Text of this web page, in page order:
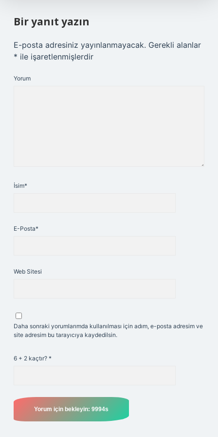
Bir yanıt yazın
E-posta adresiniz yayınlanmayacak. Gerekli alanlar
* ile işaretlenmişlerdir
Yorum
İsim*
E-Posta*
Web Sitesi
Daha sonraki yorumlarımda kullanılması için adım, e-posta adresim ve
site adresim bu tarayıcıya kaydedilsin.
6 + 2 kaçtır? *